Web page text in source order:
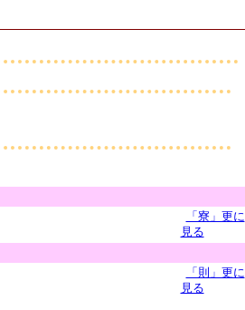
「寮」更に
見る
「則」更に
見る